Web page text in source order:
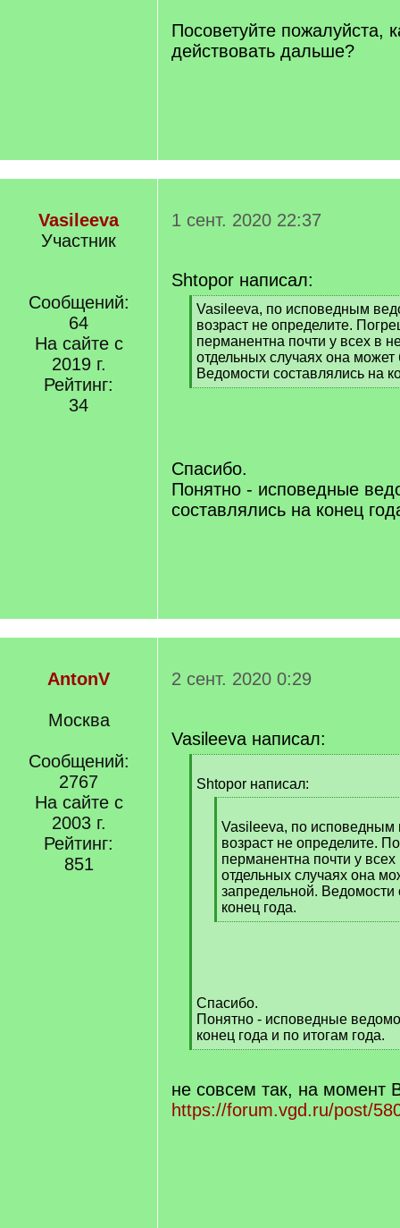
Посоветуйте пожалуйста,
действовать дальше?
Vasileeva
Участник
Сообщений:
64
На сайте с
2019 г.
Рейтинг:
34
1 сент. 2020 22:37
Shtopor написал:
[
q
]
Vasileeva, по исповедным
возраст не определите.
перманентна почти у всех в
отдельных случаях она может
Ведомости составлялись на
[
Спасибо.
Понятно - исповедные
составлялись на конец
AntonV
Москва
Сообщений:
2767
На сайте с
2003 г.
Рейтинг:
851
2 сент. 2020 0:29
Vasileeva написал:
q
Shtopor написал:
q
]
Vasileeva, по исповедным
возраст не определите.
перманентна почти у всех
отдельных случаях она
запредельной. Ведомости
конец года.
[
Спасибо.
Понятно - исповедные
конец года и по итогам года.
[
q
]
не совсем так, на момент
https://forum.vgd.ru/post/